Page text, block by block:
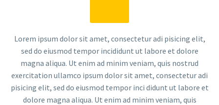
Lorem ipsum dolor sit amet, consectetur adi pisicing elit,
sed do eiusmod tempor incididunt ut labore et dolore
magna aliqua. Ut enim ad minim veniam, quis nostrud
exercitation ullamco ipsum dolor sit amet, consectetur adi
pisicing elit, sed do eiusmod tempor inci didunt ut labore et
dolore magna aliqua. Ut enim ad minim veniam, quis